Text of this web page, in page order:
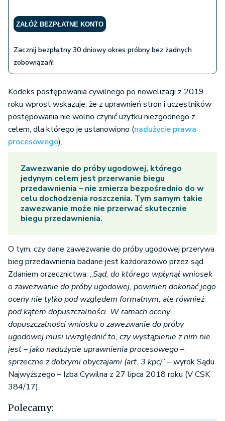
ZAŁÓŻ BEZPŁATNE KONTO
Zacznij bezpłatny 30 dniowy okres próbny bez żadnych
zobowiązań!
Kodeks postępowania cywilnego po nowelizacji z 2019
roku wprost wskazuje, że z uprawnień stron i uczestników
postępowania nie wolno czynić użytku niezgodnego z
celem, dla którego je ustanowiono (nadużycie prawa
procesowego).
Zawezwanie do próby ugodowej, którego
jedynym celem jest przerwanie biegu
przedawnienia – nie zmierza bezpośrednio do w
celu dochodzenia roszczenia. Tym samym takie
zawezwanie może nie przerwać skutecznie
biegu przedawnienia.
O tym, czy dane zawezwanie do próby ugodowej przerywa
bieg przedawnienia badane jest każdorazowo przez sąd.
Zdaniem orzecznictwa: „Sąd, do którego wpłynął wniosek
o zawezwanie do próby ugodowej, powinien dokonać jego
oceny nie tylko pod względem formalnym, ale również
pod kątem dopuszczalności. W ramach oceny
dopuszczalności wniosku o zawezwanie do próby
ugodowej musi uwzględnić to, czy wystąpienie z nim nie
jest – jako nadużycie uprawnienia procesowego –
sprzeczne z dobrymi obyczajami (art. 3 kpc)” – wyrok Sądu
Najwyższego – Izba Cywilna z 27 lipca 2018 roku (V CSK
384/17).
Polecamy: